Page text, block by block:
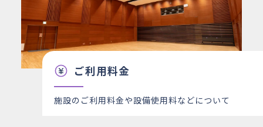
ご利用料金
施設のご利用料金や設備使用料などについて